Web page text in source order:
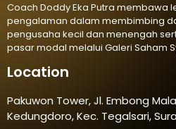
Coach Doddy Eka Putra membawa
pengalaman dalam membimbing
pengusaha kecil dan menengah
pasar modal melalui Galeri Saham
Location
Pakuwon Tower, Jl. Embong
Kedungdoro, Kec. Tegalsari,